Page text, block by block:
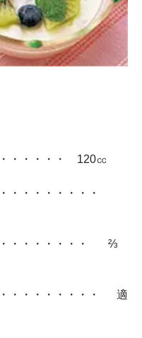
・・・・・ 120㏄
・・・・・・・・・
・・・・・・・・ ⅔
・・・・・・・・・ 適